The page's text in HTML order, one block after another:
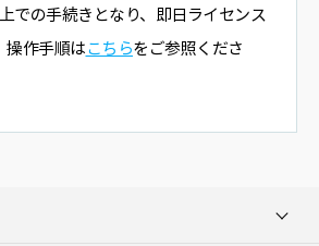
での手続きとなり、即日ライセンス
操作手順はこちらをご参照くださ